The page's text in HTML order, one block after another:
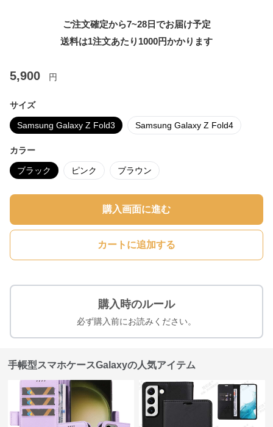
ご注文確定から7~28日でお届け予定
送料は1注文あたり 1000円かかります
5,900 円
サイズ
Samsung Galaxy Z Fold3 Samsung Galaxy Z Fold4
カラー
ブラック ピンク ブラウン
購入画面に進む
カートに追加する
購入時のルール
必ず購入前にお読みください。
手帳型スマホケースGalaxyの人気アイテム